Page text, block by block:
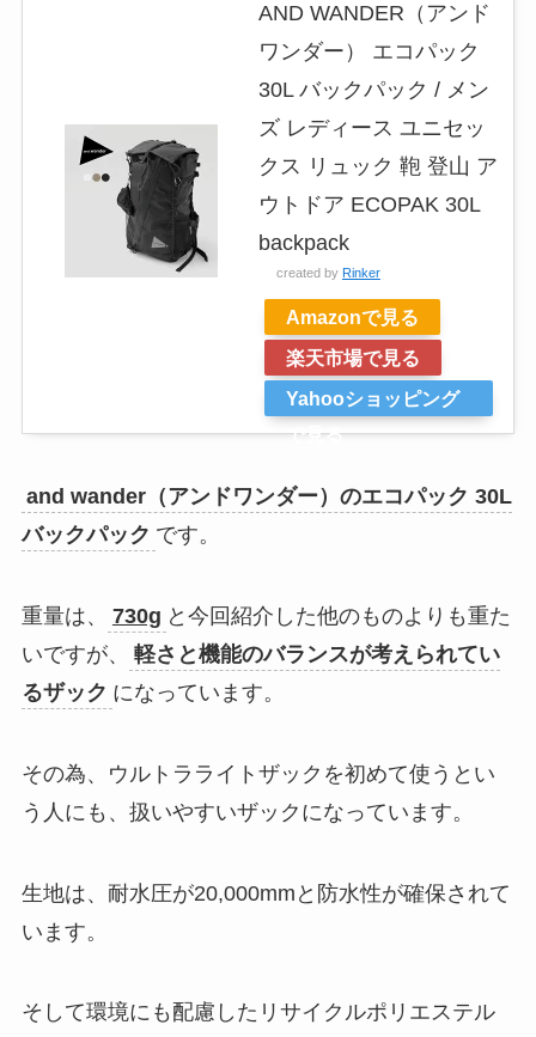
AND WANDER（アンド
ワンダー） エコパック
30L バックパック / メン
ズ レディース ユニセッ
クス リュック 鞄 登山 ア
ウトドア ECOPAK 30L
backpack
created by Rinker
Amazonで見る
楽天市場で見る
Yahooショッピング
で見る
and wander（アンドワンダー）のエコパック 30L
バックパック です。
重量は、 730g と今回紹介した他のものよりも重た
いですが、
軽さと機能のバランスが考えられてい
るザック になっています。
その為、ウルトラライトザックを初めて使うとい
う人にも、扱いやすいザックになっています。
生地は、耐水圧が20,000mmと防水性が確保されて
います。
そして環境にも配慮したリサイクルポリエステル